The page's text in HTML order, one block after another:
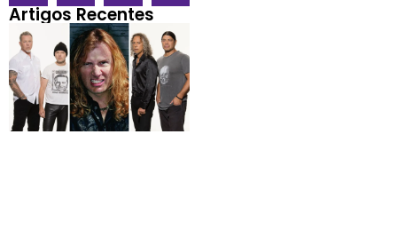
Artigos Recentes